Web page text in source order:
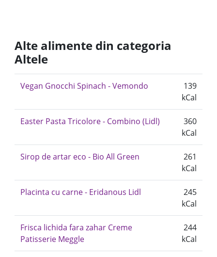
Alte alimente din categoria
Altele
Vegan Gnocchi Spinach - Vemondo
139
kCal
Easter Pasta Tricolore - Combino (Lidl)
360
kCal
Sirop de artar eco - Bio All Green
261
kCal
Placinta cu carne - Eridanous Lidl
245
kCal
Frisca lichida fara zahar Creme
Patisserie Meggle
244
kCal